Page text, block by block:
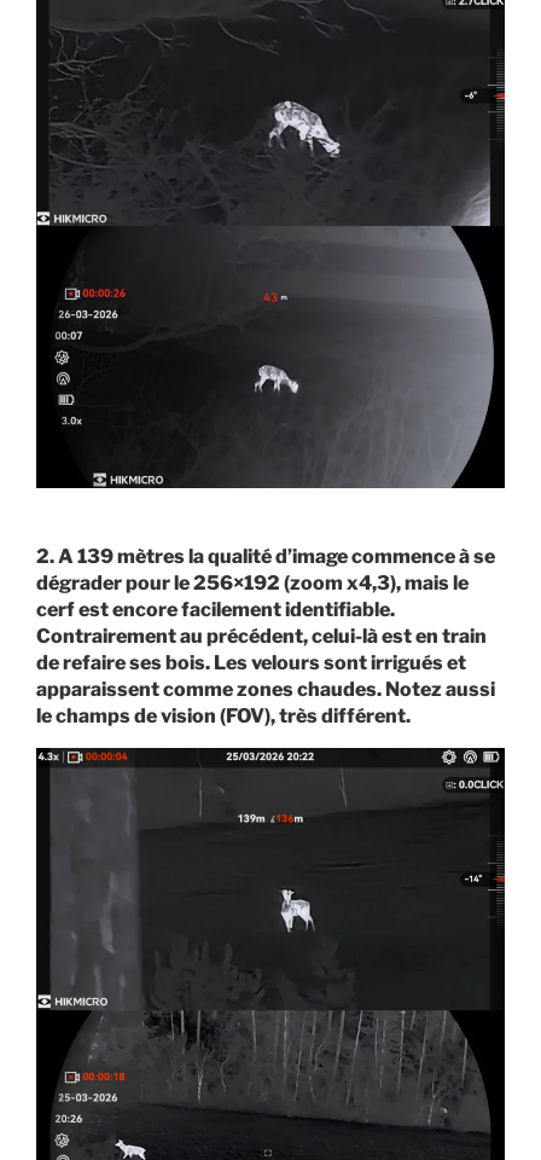
2. A 139 mètres la qualité d’image commence à se
dégrader pour le 256×192 (zoom x4,3), mais le
cerf est encore facilement identifiable.
Contrairement au précédent, celui-là est en train
de refaire ses bois. Les velours sont irrigués et
apparaissent comme zones chaudes. Notez aussi
le champs de vision (FOV), très différent.